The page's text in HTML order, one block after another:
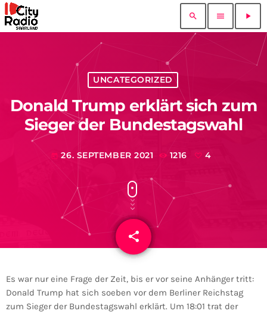
search menu play_arrow
UNCATEGORIZED
Donald Trump erklärt sich zum
Sieger der Bundestagswahl
today 26. SEPTEMBER 2021 1216 4
share
email
Es war nur eine Frage der Zeit, bis er vor seine Anhänger tritt:
Donald Trump hat sich soeben vor dem Berliner Reichstag
zum Sieger der Bundestagswahl erklärt. Um 18:01 trat der